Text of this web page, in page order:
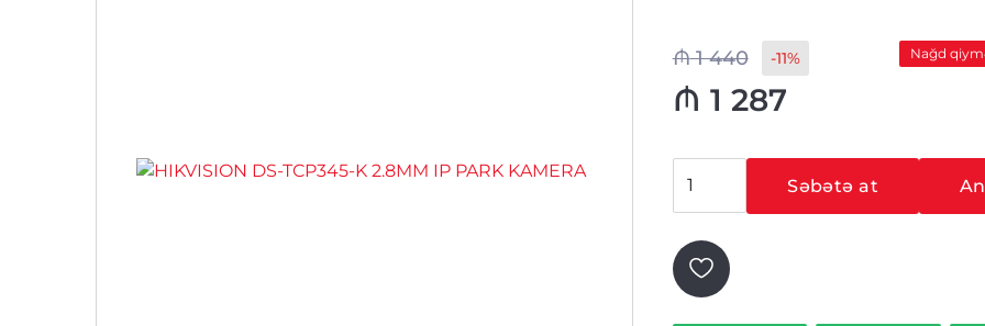
₼1 440 -11%
₼ 1 287
Nağd
DS-
K
2.8MM
IP
Səbətə at